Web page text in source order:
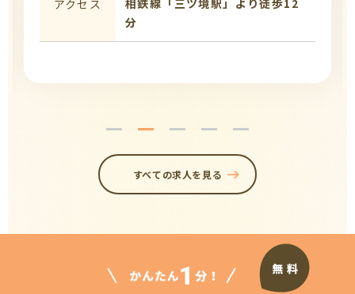
アクセス
相鉄線「三ツ境駅」より徒歩12
分
すべての求人を見る